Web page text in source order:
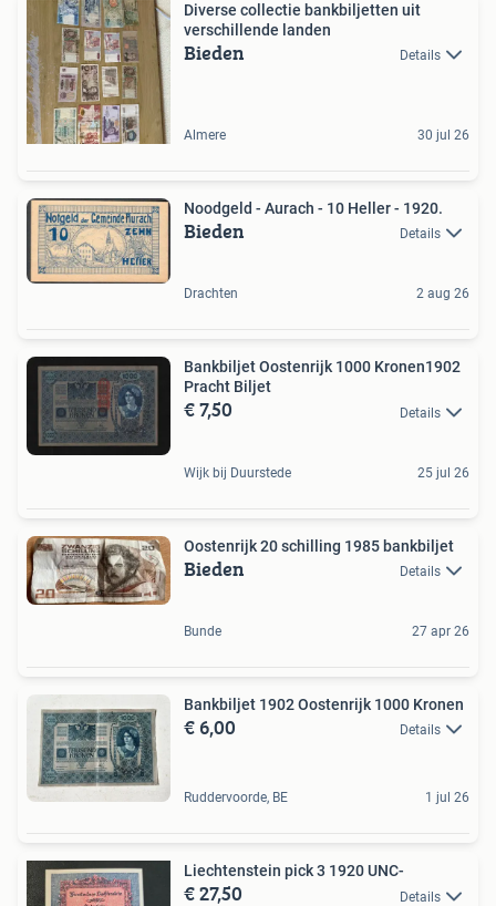
Diverse collectie bankbiljetten uit
verschillende landen
Bieden Details
Almere 30 jul 26
Noodgeld - Aurach - 10 Heller - 1920.
Bieden Details
Drachten 2 aug 26
Bankbiljet Oostenrijk 1000 Kronen1902
Pracht Biljet
€ 7,50 Details
Wijk bij Duurstede 25 jul 26
Oostenrijk 20 schilling 1985 bankbiljet
Bieden Details
Bunde 27 apr 26
Bankbiljet 1902 Oostenrijk 1000 Kronen
€ 6,00 Details
Ruddervoorde, BE 1 jul 26
Liechtenstein pick 3 1920 UNC-
€ 27,50 Details